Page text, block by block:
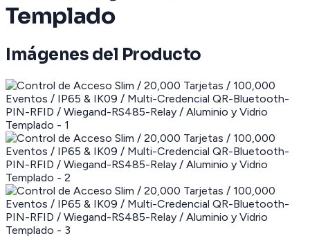
Templado
Imágenes del Producto